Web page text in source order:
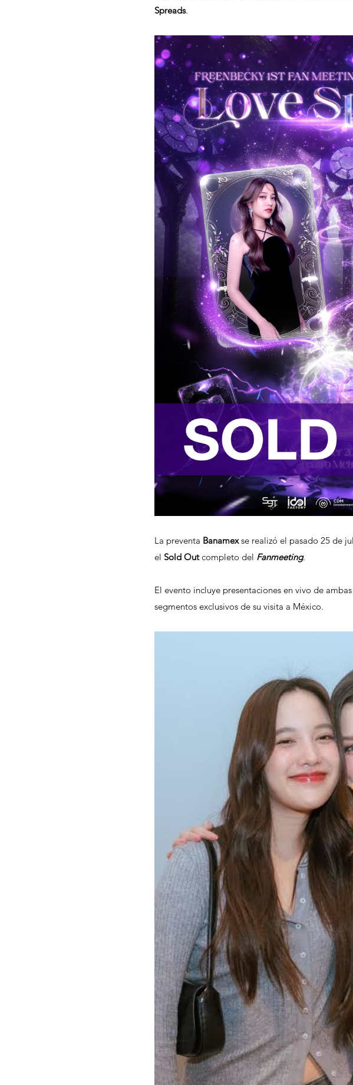
Spreads.
La preventa Banamex se realizó el pasado 25 de
el Sold Out completo del Fanmeeting.
El evento incluye presentaciones en vivo de
segmentos exclusivos de su visita a México.